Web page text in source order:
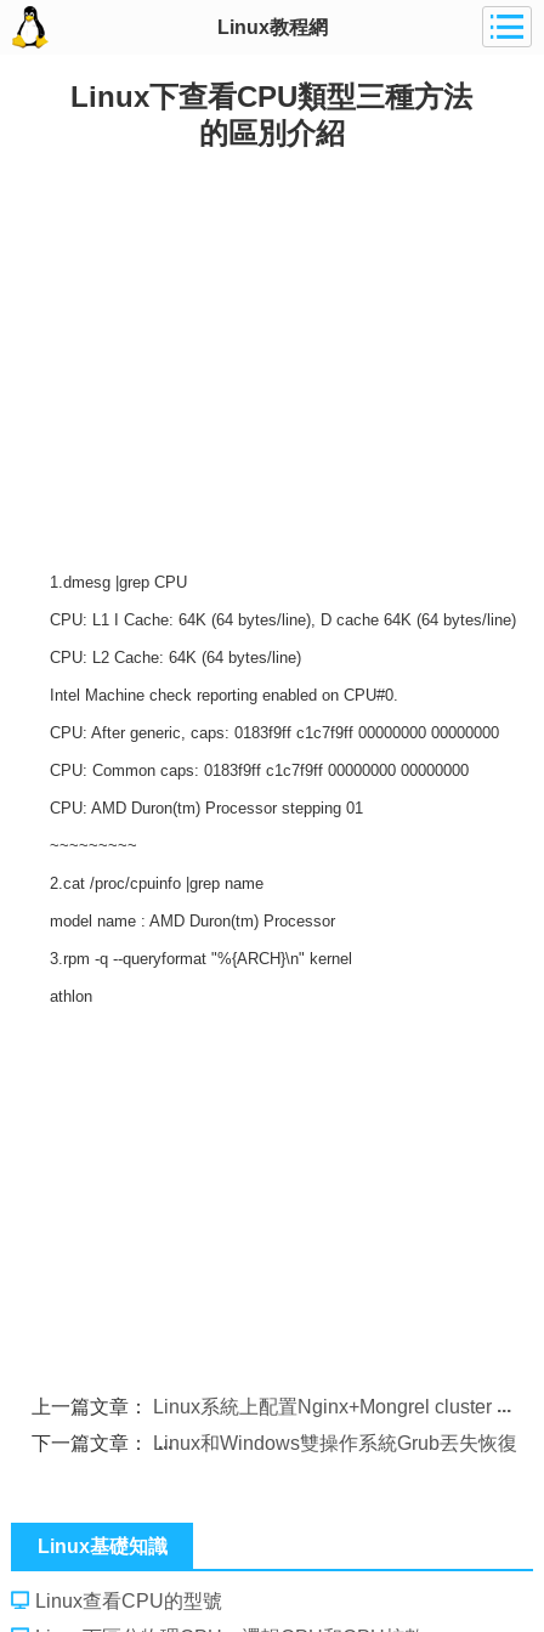
Linux教程網
Linux下查看CPU類型三種方法
的區別介紹
1.dmesg |grep CPU
CPU: L1 I Cache: 64K (64 bytes/line), D cache 64K (64 bytes/line)
CPU: L2 Cache: 64K (64 bytes/line)
Intel Machine check reporting enabled on CPU#0.
CPU: After generic, caps: 0183f9ff c1c7f9ff 00000000 00000000
CPU: Common caps: 0183f9ff c1c7f9ff 00000000 00000000
CPU: AMD Duron(tm) Processor stepping 01
~~~~~~~~~
2.cat /proc/cpuinfo |grep name
model name : AMD Duron(tm) Processor
3.rpm -q --queryformat "%{ARCH}\n" kernel
athlon
上一篇文章：
Linux系統上配置Nginx+Mongrel cluster
下一篇文章：
Linux和Windows雙操作系統Grub丟失恢復
Linux基礎知識
Linux查看CPU的型號